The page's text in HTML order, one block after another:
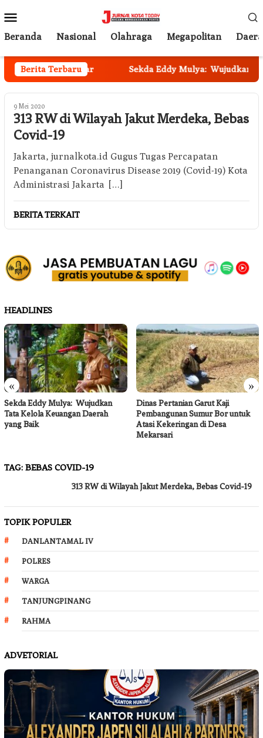
ke
kontenMobile
Beranda Nasional Olahraga Megapolitan
Berita Terbaru
Kota Denpasar Sekda Eddy Mulya: Wujudkan
9 Mei 2020
313 RW di Wilayah Jakut Merdeka, Bebas
Covid-19
Jakarta, jurnalkota.id Gugus Tugas Percapatan
Penanganan Coronavirus Disease 2019 (Covid-19) Kota
Administrasi Jakarta […]
BERITA TERKAIT
HEADLINES
« »
Sekda Eddy Mulya: Wujudkan
Tata Kelola Keuangan Daerah
yang Baik
Dinas Pertanian Garut Kaji
Pembangunan Sumur Bor untuk
Atasi Kekeringan di Desa
Mekarsari
TAG: BEBAS COVID-19
313 RW di Wilayah Jakut Merdeka, Bebas Covid-19
TOPIK POPULER
DANLANTAMAL IV
POLRES
WARGA
TANJUNGPINANG
RAHMA
ADVETORIAL